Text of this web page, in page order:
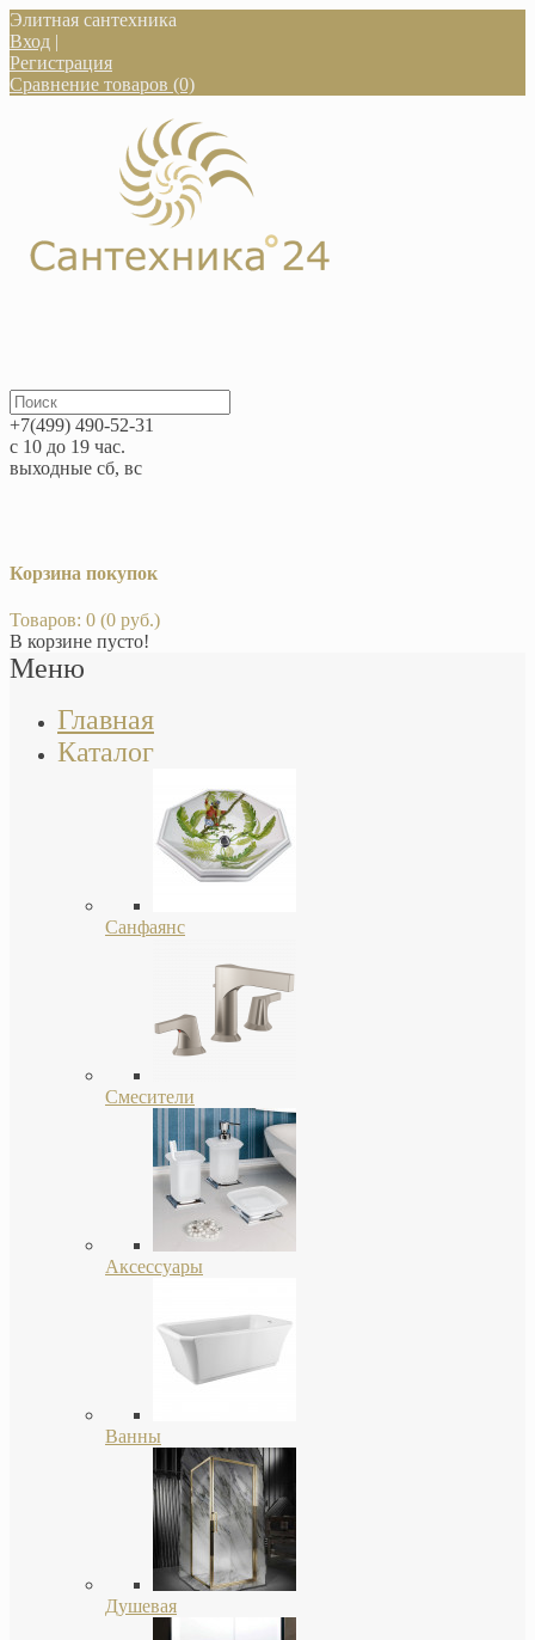
Элитная сантехника
Вход |
Регистрация
Сравнение товаров (0)
+7(499) 490-52-31
с 10 до 19 час.
выходные сб, вс
Корзина покупок
Товаров: 0 (0 руб.)
В корзине пусто!
Меню
Главная
Каталог
Санфаянс
Смесители
Аксессуары
Ванны
Душевая